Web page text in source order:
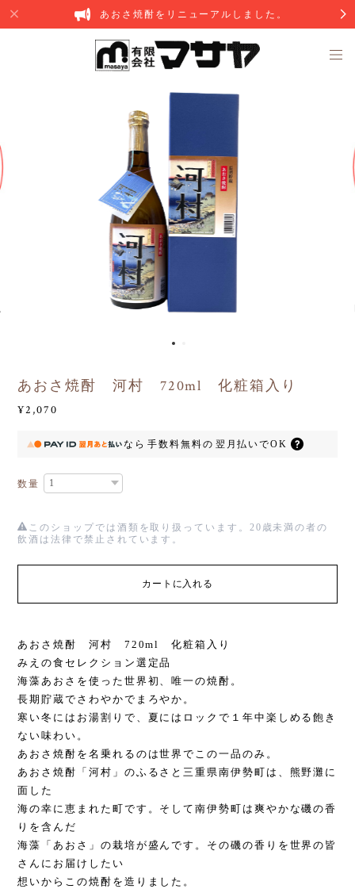
あおさ焼酎をリニューアルしました。
あおさ焼酎 河村 720ml 化粧箱入り
¥2,070
なら 手数料無料の 翌月払いでOK
数量
このショップでは酒類を取り扱っています。20歳未満の者の
飲酒は法律で禁止されています。
カートに入れる
あおさ焼酎 河村 720ml 化粧箱入り
みえの食セレクション選定品
海藻あおさを使った世界初、唯一の焼酎。
長期貯蔵でさわやかでまろやか。
寒い冬にはお湯割りで、夏にはロックで１年中楽しめる飽き
ない味わい。
あおさ焼酎を名乗れるのは世界でこの一品のみ。
あおさ焼酎「河村」のふるさと三重県南伊勢町は、熊野灘に
面した
海の幸に恵まれた町です。そして南伊勢町は爽やかな磯の香
りを含んだ
海藻「あおさ」の栽培が盛んです。その磯の香りを世界の皆
さんにお届けしたい
想いからこの焼酎を造りました。